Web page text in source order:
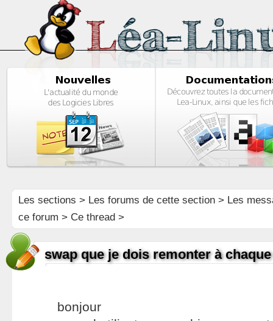
Les sections > Les forums de cette section> Les
ce forum > Ce thread >
swap que je dois remonter à
bonjour